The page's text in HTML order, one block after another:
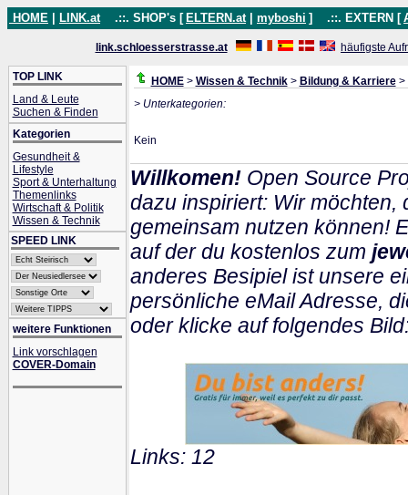
HOME LINK.at .::. SHOP's [ ELTERN.at myboshi ] .::. EXTERN [
link.schloesserstrasse.at häufigste
TOP LINK
Land & Leute
Suchen & Finden
Kategorien
Gesundheit &
Lifestyle
Sport & Unterhaltung
Themenlinks
Wirtschaft & Politik
Wissen & Technik
SPEED LINK
weitere Funktionen
Link vorschlagen
COVER-Domain
HOME> Wissen & Technik> Bildung & Karriere>
> Unterkategorien:
Kein
Willkomen!Open Source
dazu inspiriert: Wir möchten,
gemeinsam nutzen können!
auf der du kostenlos zum
anderes Besipiel ist unsere
persönliche eMail Adresse,
oder klicke auf folgendes
Links: 12